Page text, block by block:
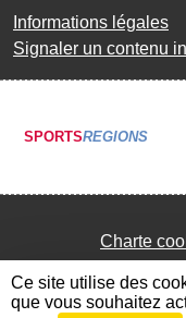
Informations légales
Signaler un contenu
SPORTSREGIONS
Charte
Ce site utilise des
que vous souhaitez